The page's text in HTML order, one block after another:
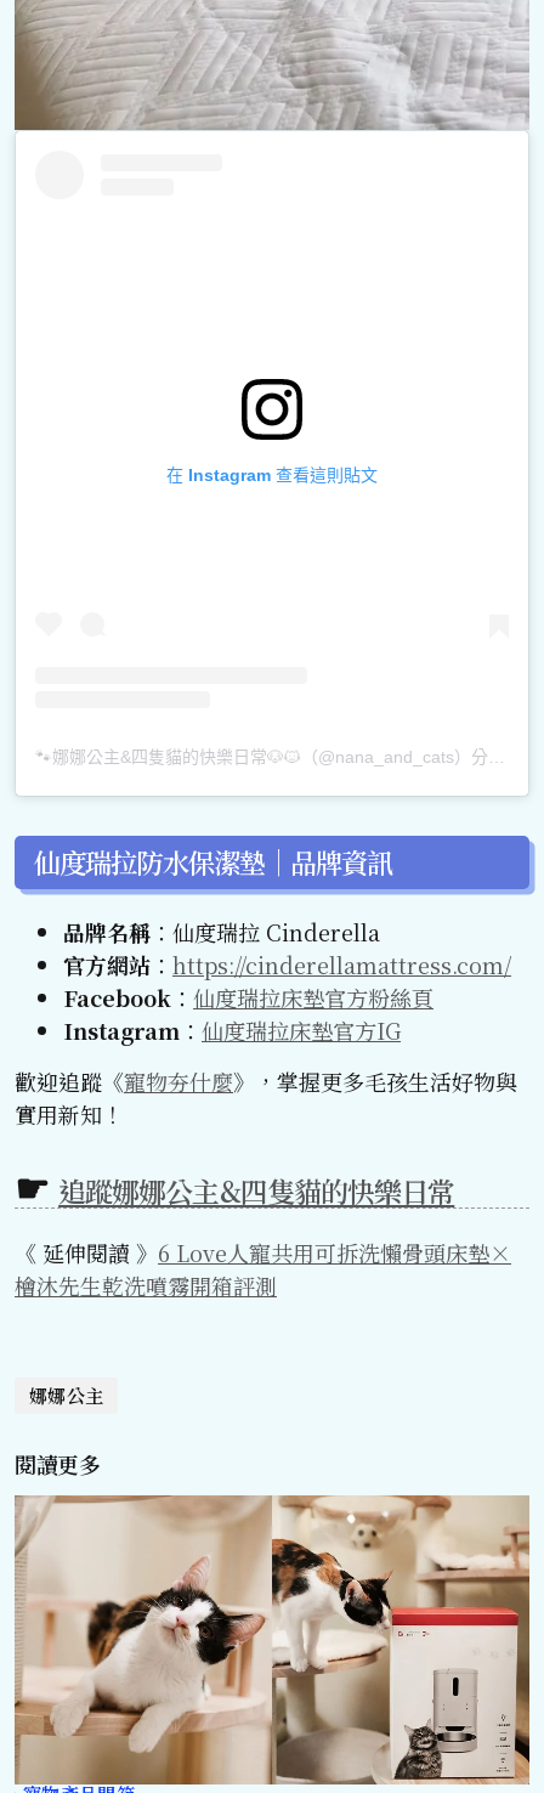
在 Instagram 查看這則貼文
仙度瑞拉防水保潔墊｜品牌資訊
品牌名稱 ：仙度瑞拉 Cinderella
官方網站 ： https://cinderellamattress.com/
Facebook ： 仙度瑞拉床墊官方粉絲頁
Instagram ： 仙度瑞拉床墊官方IG
歡迎追蹤《寵物夯什麼》，掌握更多毛孩生活好物與
實用新知！
追蹤娜娜公主&四隻貓的快樂日常
《 延伸閱讀 》 6 Love人寵共用可拆洗懶骨頭床墊×
檜沐先生乾洗噴霧開箱評測
娜娜公主
閱讀更多